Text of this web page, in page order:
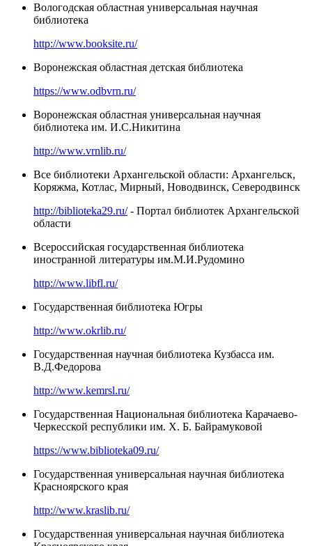
Вологодская областная универсальная научная
библиотека
http://www.booksite.ru/
Воронежская областная детская библиотека
https://www.odbvrn.ru/
Воронежская областная универсальная научная
библиотека им. И.С.Никитина
http://www.vrnlib.ru/
Все библиотеки Архангельской области: Архангельск,
Коряжма, Котлас, Мирный, Новодвинск, Северодвинск
http://biblioteka29.ru/- Портал библиотек Архангельской
области
Всероссийская государственная библиотека
иностранной литературы им.М.И.Рудомино
http://www.libfl.ru/
Государственная библиотека Югры
http://www.okrlib.ru/
Государственная научная библиотека Кузбасса им.
В.Д.Федорова
http://www.kemrsl.ru/
Государственная Национальная библиотека Карачаево-
Черкесской республики им. Х. Б. Байрамуковой
https://www.biblioteka09.ru/
Государственная универсальная научная библиотека
Красноярского края
http://www.kraslib.ru/
Государственная универсальная научная библиотека